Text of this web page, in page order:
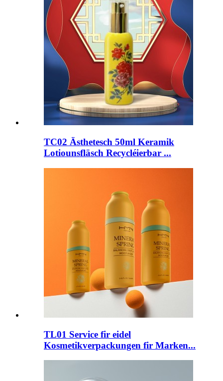
TC02 Ästhetesch 50ml Keramik
Lotiounsfläsch Recycléierbar ...
TL01 Service fir eidel
Kosmetikverpackungen fir Marken...